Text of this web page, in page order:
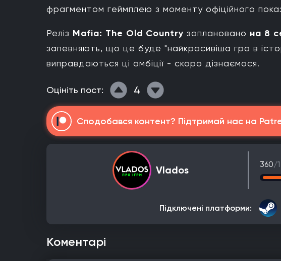
фрагментом геймплею з моменту офіційного
Реліз Mafia: The Old Country заплановано на 8
запевняють, що це буде "найкрасивіша гра в
виправдаються ці амбіції - скоро дізнаємося.
Оцініть пост: 4
Сподобався контент? Підтримай нас на
Vlados 360/
Підключені платформи:
Коментарі